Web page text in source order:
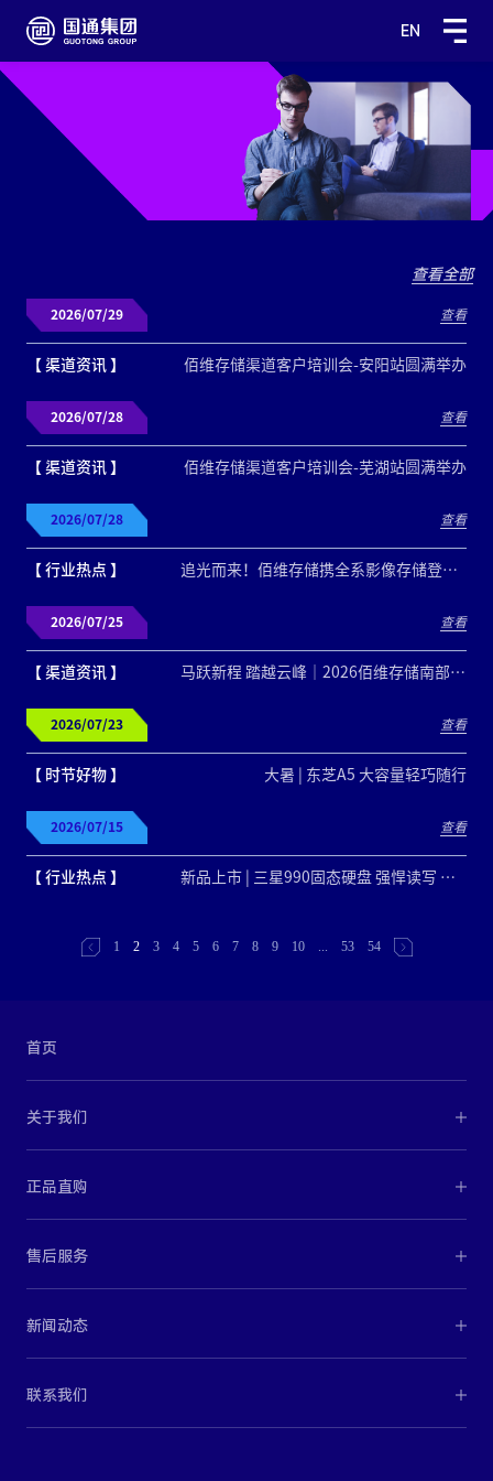
EN
查看全部
2026/07/29 查看
【 渠道资讯 】 佰维存储渠道客户培训会-安阳站圆满举办
2026/07/28 查看
【 渠道资讯 】 佰维存储渠道客户培训会-芜湖站圆满举办
2026/07/28 查看
【 行业热点 】 追光而来！佰维存储携全系影像存储登陆2026上海P&I展
2026/07/25 查看
【 渠道资讯 】 马跃新程 踏越云峰｜2026佰维存储南部区域代理商峰会·张家界站 圆满收官
2026/07/23 查看
【 时节好物 】 大暑 | 东芝A5 大容量轻巧随行
2026/07/15 查看
【 行业热点 】 新品上市 | 三星990固态硬盘 强悍读写 能效出色
1 2 3 4 5 6 7 8 9 10 ... 53 54
首页
关于我们
正品直购
售后服务
新闻动态
联系我们